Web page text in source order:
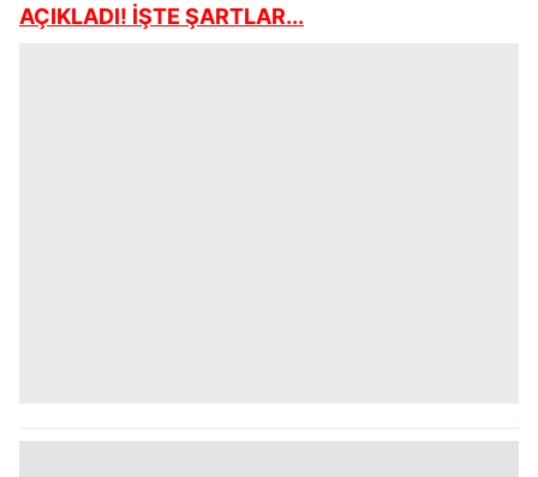
AÇIKLADI! İŞTE ŞARTLAR...